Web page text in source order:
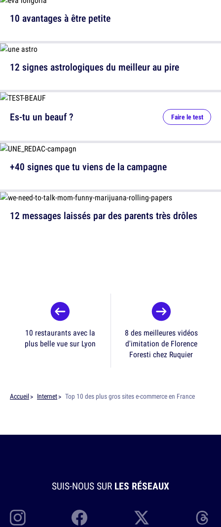
10 avantages à être petite
12 signes astrologiques du meilleur au pire
12 messages laissés par des parents très drôles
Es-tu un beauf ? Faire le test
+40 signes que tu viens de la campagne
10 restaurants avec la
plus belle vue sur Lyon
8 des meilleures vidéos
d'imitation de Florence
Foresti chez Ruquier
Accueil Internet Top 10 des plus gros sites e-commerce en France
SUIS-NOUS SUR LES RÉSEAUX